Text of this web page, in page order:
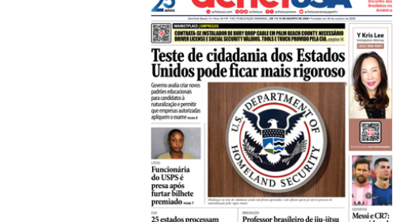
NOTÍCIAS
Homem morto pelo ICE em Minnesota era
25/01/2026